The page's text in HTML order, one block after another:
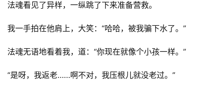
法魂看见了异样，一纵跳了下来准备营救。
我一手拍在他肩上，大笑：“哈哈，被我骗下水了。”
法魂无语地看着我，道：“你现在就像个小孩一样。”
“是呀，我返老……啊不对，我压根儿就没老过。”